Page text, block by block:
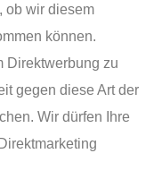
ob wir diesem
können.
Direktwerbung zu
gegen diese Art der
Wir dürfen Ihre